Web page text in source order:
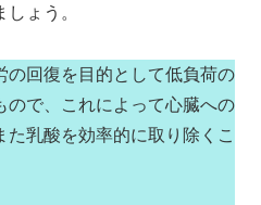
ょう。
の回復を目的として低負荷の
ので、これによって心臓への
乳酸を効率的に取り除くこ